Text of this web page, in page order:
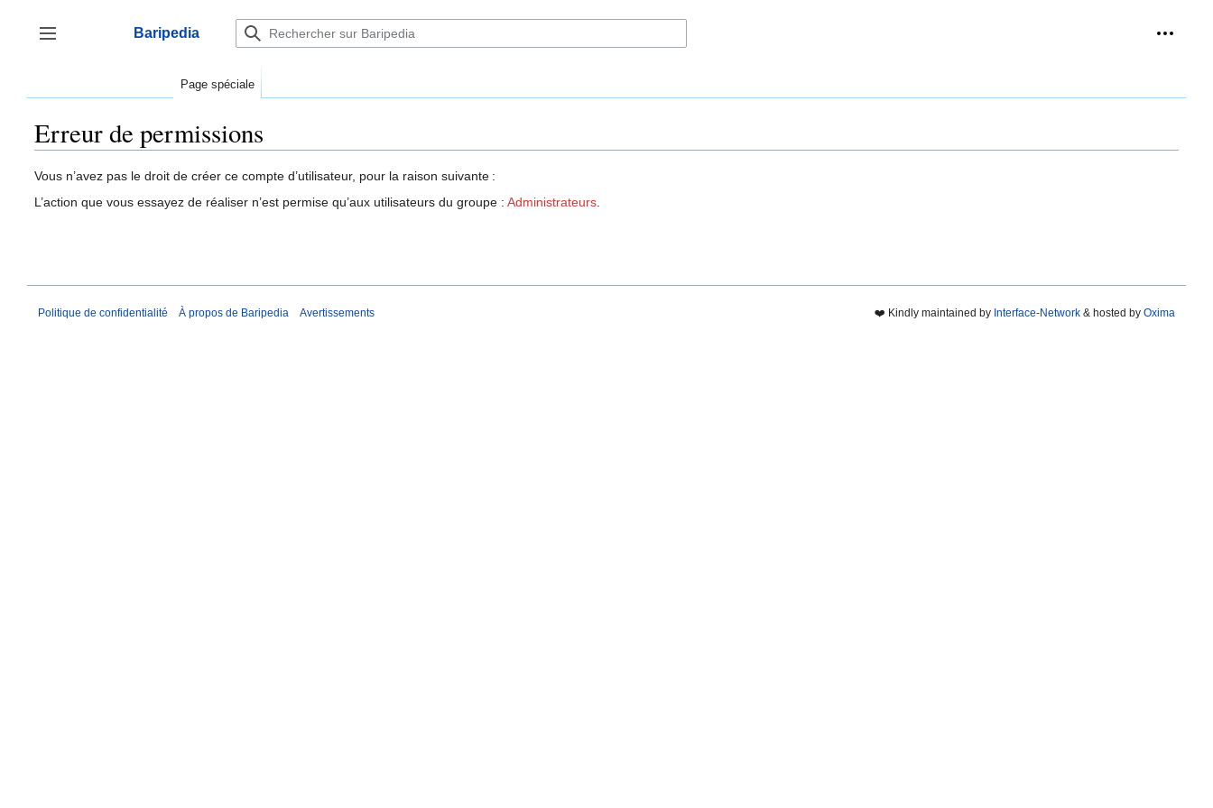
contenu
Afficher / masquer la barre latérale
Baripedia
Page spéciale
Erreur de permissions
Vous n’avez pas le droit de créer ce compte d’utilisateur, pour la raison suivante :
L’action que vous essayez de réaliser n’est permise qu’aux utilisateurs du groupe : Administrateurs
Politique de confidentialité À propos de Baripedia Avertissements ❤️ Kindly maintained by Interface-Network & hosted by Oxima